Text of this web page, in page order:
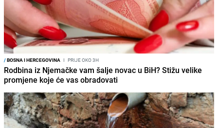
/BOSNA I HERCEGOVINA I PRIJE OKO 3H
Rodbina iz Njemačke vam šalje novac u BiH? Stižu velike
promjene koje će vas obradovati